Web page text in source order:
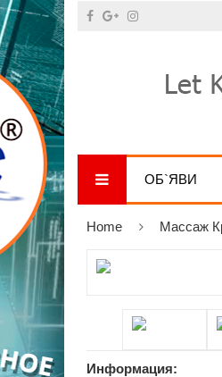
ОБ`ЯВИ
Home Массаж
Информация: